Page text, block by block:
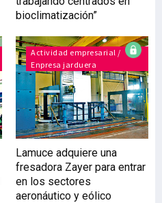
bioclimatización”
Actividad empresarial /
Enpresa jarduera
Lamuce adquiere una
fresadora Zayer para entrar
en los sectores
aeronáutico y eólico